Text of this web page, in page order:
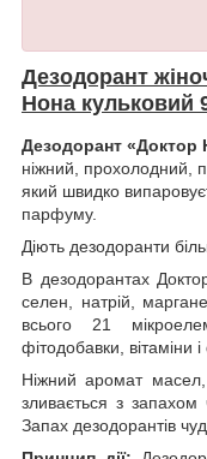
Дезодорант
Нона кульковий
Дезодорант «Доктор
ніжний, прохолодний,
який швидко
парфуму.
Діють дезодоранти
В дезодорантах
селен, натрій,
всього 21
фітодобавки, вітаміни
Ніжний аромат
зливається з запахом
Запах дезодорантів